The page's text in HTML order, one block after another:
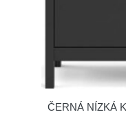
ČERNÁ NÍZKÁ